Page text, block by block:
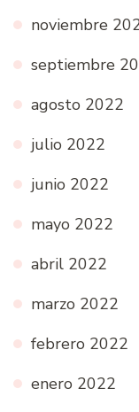
noviembre
septiembre
agosto 2022
julio 2022
junio 2022
mayo 2022
abril 2022
marzo 2022
febrero 2022
enero 2022